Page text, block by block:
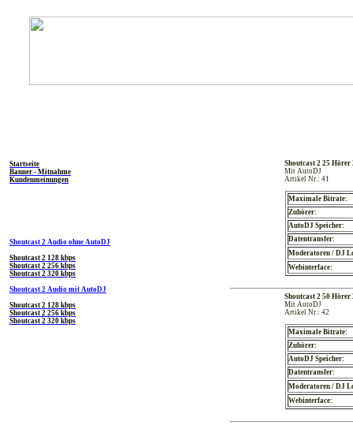
Startseite
Banner - Mitnahme
Kundenmeinungen
Shoutcast 2 Audio ohne AutoDJ
Shoutcast 2 128 kbps
Shoutcast 2 256 kbps
Shoutcast 2 320 kbps
Shoutcast 2 Audio mit AutoDJ
Shoutcast 2 128 kbps
Shoutcast 2 256 kbps
Shoutcast 2 320 kbps
Shoutcast 2 25
Mit AutoDJ
Artikel Nr.: 41
Maximale Bitrate:
Zuhörer:
AutoDJ Speicher:
Datentransfer:
Moderatoren / DJ
Webinterface:
Shoutcast 2 50
Mit AutoDJ
Artikel Nr.: 42
Maximale Bitrate:
Zuhörer:
AutoDJ Speicher:
Datentransfer:
Moderatoren / DJ
Webinterface: